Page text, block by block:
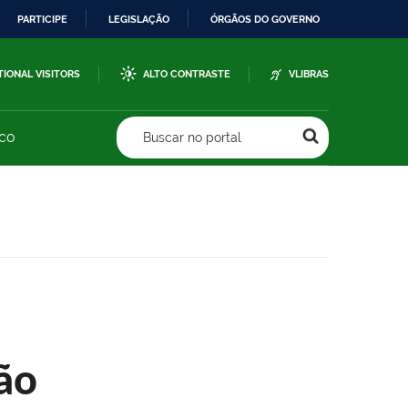
PARTICIPE LEGISLAÇÃO ÓRGÃOS DO GOVERNO
VISITORS ALTO CONTRASTE VLIBRAS
Buscar no portal